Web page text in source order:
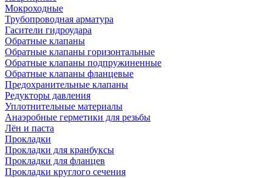
Мокроходные
Трубопроводная арматура
Гасители гидроудара
Обратные клапаны
Обратные клапаны горизонтальные
Обратные клапаны подпружиненные
Обратные клапаны фланцевые
Предохранительные клапаны
Редукторы давления
Уплотнительные материалы
Анаэробные герметики для резьбы
Лён и паста
Прокладки
Прокладки для кранбуксы
Прокладки для фланцев
Прокладки круглого сечения